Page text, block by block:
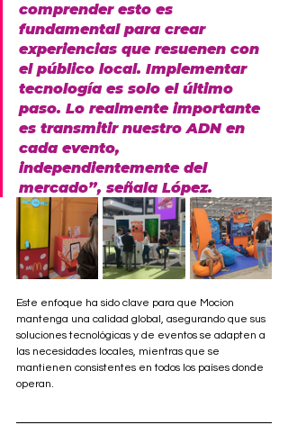
comprender esto es
fundamental para crear
experiencias que resuenen con
el público local. Implementar
tecnología es solo el último
paso. Lo realmente importante
es transmitir nuestro ADN en
cada evento,
independientemente del
mercado”, señala López.
Este enfoque ha sido clave para que Mocion
mantenga una calidad global, asegurando que sus
soluciones tecnológicas y de eventos se adapten a
las necesidades locales, mientras que se
mantienen consistentes en todos los países donde
operan.